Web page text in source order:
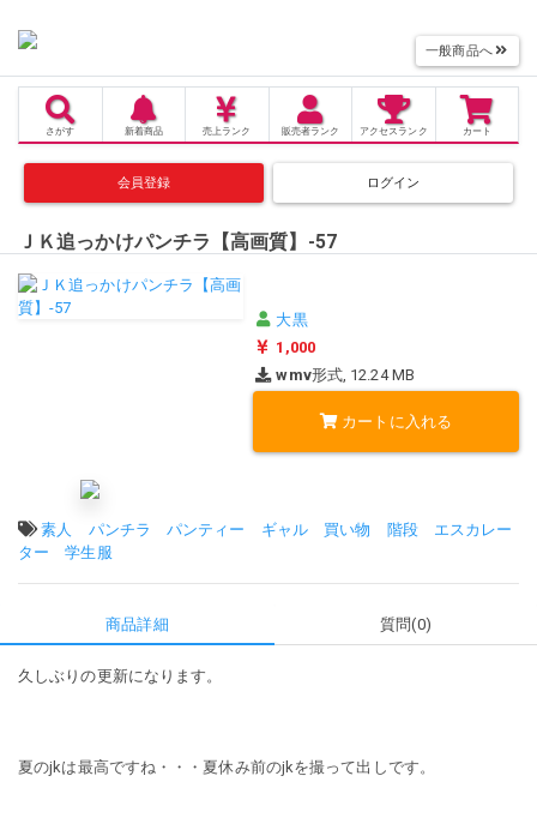
一般商品へ
さがす 新着商品 売上 ランク 販売者ランク アクセス ランク カート
会員登録 ログイン
ＪＫ追っかけパンチラ【高画質】-57
大黒
1,000
wmv形式, 12.24 MB
カートに入れる
タグ:
素人 パンチラ パンティー ギャル 買い物 階段
エスカレー
ター
学生服
商品詳細 質問(0)
久しぶりの更新になります。
夏のjkは最高ですね・・・夏休み前のjkを撮って出しです。